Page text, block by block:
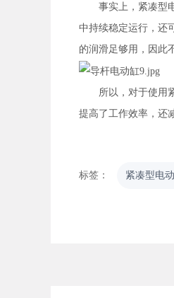
事实上，紧凑型电
中持续稳定运行，还
的润滑足够用，因此
所以，对于使用紧
提高了工作效率，还
标签： 紧凑型电